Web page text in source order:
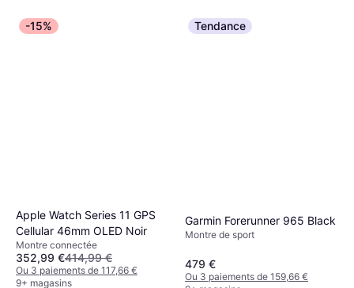
-15%
Apple Watch Series 11 GPS
Cellular 46mm OLED Noir
Montre connectée
352,99 €414,99 €
Ou 3 paiements de 117,66 €
9+ magasins
Tendance
Garmin Forerunner 965 Black
Montre de sport
479 €
Ou 3 paiements de 159,66 €